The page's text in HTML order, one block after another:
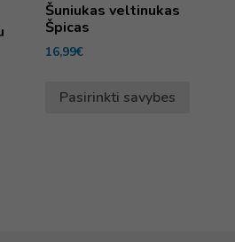
Šuniukas veltinukas
Špicas
16,99€
Pasirinkti savybes